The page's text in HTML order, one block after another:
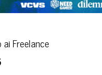
Freelance